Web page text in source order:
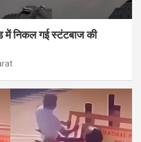
निकल गई स्टंटबाज की